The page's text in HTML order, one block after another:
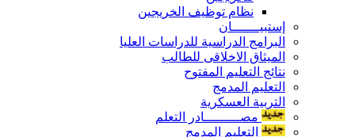
نظام توظيف الخريجين
إستبيـــــــان
البرامج الدراسية للدراسات العليا
الميثاق الاخلاقى للطالب
نتائج التعليم المفتوح
التعليم المدمج
التربية العسكرية
مصـــــــــادر التعلم
التعليم المدمج